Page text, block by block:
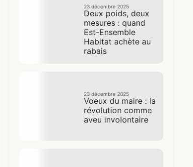
23 décembre 2025
Deux poids, deux
mesures : quand
Est-Ensemble
Habitat achète au
rabais
23 décembre 2025
Voeux du maire : la
révolution comme
aveu involontaire